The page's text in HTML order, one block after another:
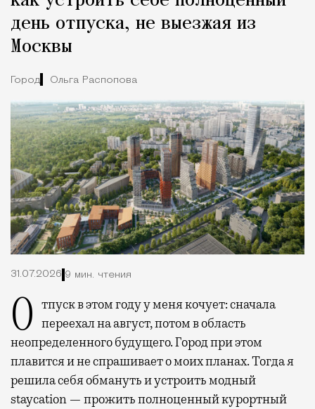
день отпуска, не выезжая из
Москвы
Город Ольга Распопова
31.07.2026 9 мин. чтения
Отпуск в этом году у меня кочует: сначала переехал на август, потом в область
неопределенного будущего. Город при этом
плавится и не спрашивает о моих планах. Тогда я
решила себя обмануть и устроить модный
staycation — прожить полноценный курортный